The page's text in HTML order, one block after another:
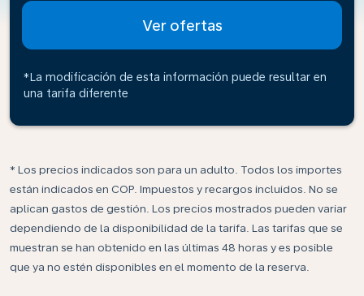
Ver ofertas
*La modificación de esta información puede resultar en
una tarifa diferente
* Los precios indicados son para un adulto. Todos los importes
están indicados en COP. Impuestos y recargos incluidos. No se
aplican gastos de gestión. Los precios mostrados pueden variar
dependiendo de la disponibilidad de la tarifa. Las tarifas que se
muestran se han obtenido en las últimas 48 horas y es posible
que ya no estén disponibles en el momento de la reserva.